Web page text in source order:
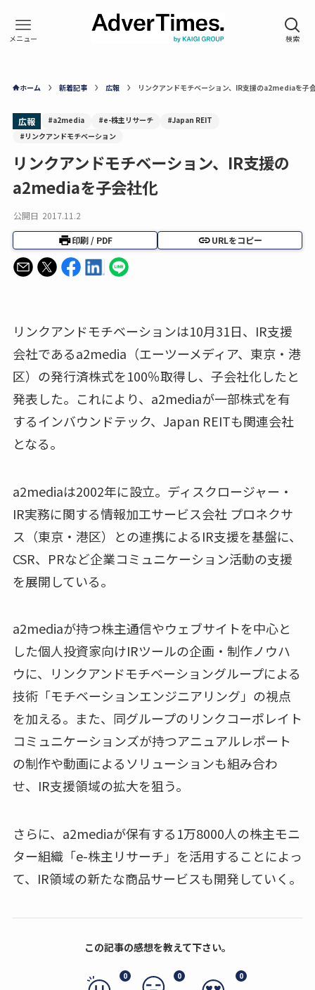
ホーム 新着記事 広報 リンクアンドモチベーション、IR支援のa2mediaを子
広報 #a2media #e-株主リサーチ
#Japan REIT
#リンクアンドモチベーション
リンクアンドモチベーション、IR支援の
a2mediaを子会社化
公開日 2017.11.2
印刷 / PDF URLをコピー
リンクアンドモチベーションは10月31日、IR支援
会社であるa2media（エーツーメディア、東京・港
区）の発行済株式を100％取得し、子会社化したと
発表した。これにより、a2mediaが一部株式を有
するインバウンドテック、Japan REITも関連会社
となる。
a2mediaは2002年に設立。ディスクロージャー・
IR実務に関する情報加工サービス会社 プロネクサ
ス（東京・港区）との連携によるIR支援を基盤に、
CSR、PRなど企業コミュニケーション活動の支援
を展開している。
a2mediaが持つ株主通信やウェブサイトを中心と
した個人投資家向けIRツールの企画・制作ノウハ
ウに、リンクアンドモチベーショングループによる
技術「モチベーションエンジニアリング」の視点
を加える。また、同グループのリンクコーポレイト
コミュニケーションズが持つアニュアルレポート
の制作や動画によるソリューションも組み合わ
せ、IR支援領域の拡大を狙う。
さらに、a2mediaが保有する1万8000人の株主モニ
ター組織「e-株主リサーチ」を活用することによっ
て、IR領域の新たな商品サービスも開発していく。
この記事の感想を教えて下さい。
0 0 0